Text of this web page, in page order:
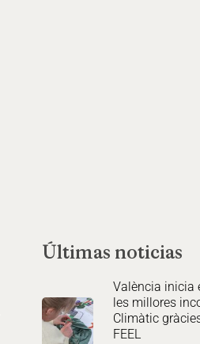
Últimas noticias
València inicia
les millores
Climàtic
FEEL